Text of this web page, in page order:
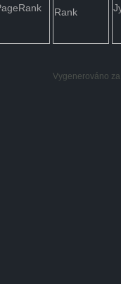
Vygenerováno